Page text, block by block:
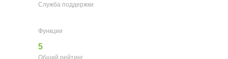
Служба поддержки
Функции
5
Общий рейтинг